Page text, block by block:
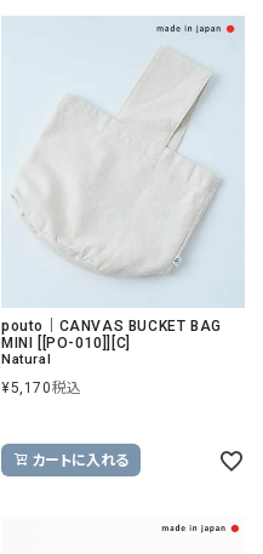
pouto｜CANVAS BUCKET BAG
MINI [[PO-010]][C]
Natural
¥5,170税込
カートに入れる